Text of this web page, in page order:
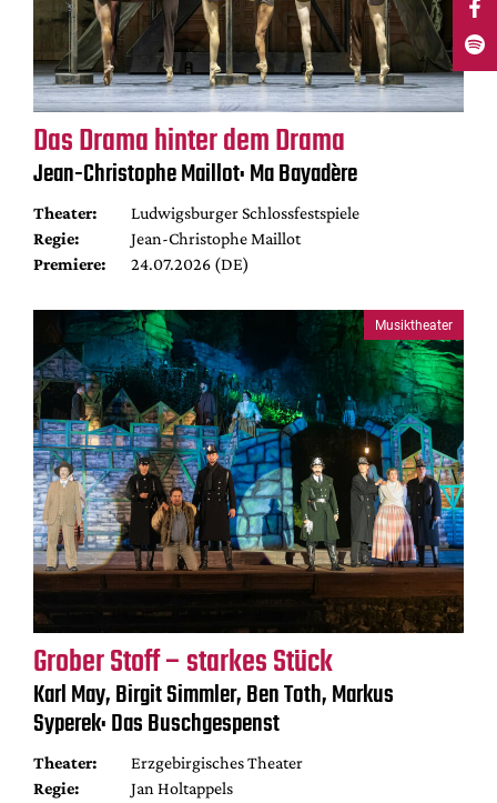
Das Drama hinter dem Drama
Jean-Christophe Maillot: Ma Bayadère
Theater:
Ludwigsburger Schlossfestspiele
Regie:
Jean-Christophe Maillot
Premiere:
24.07.2026 (DE)
Musiktheater
Grober Stoff – starkes Stück
Karl May, Birgit Simmler, Ben Toth, Markus
Syperek: Das Buschgespenst
Theater:
Erzgebirgisches Theater
Regie:
Jan Holtappels